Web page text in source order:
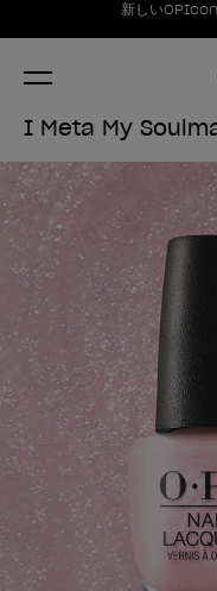
お得情報
新しい
Item 1 of 1
I Meta My